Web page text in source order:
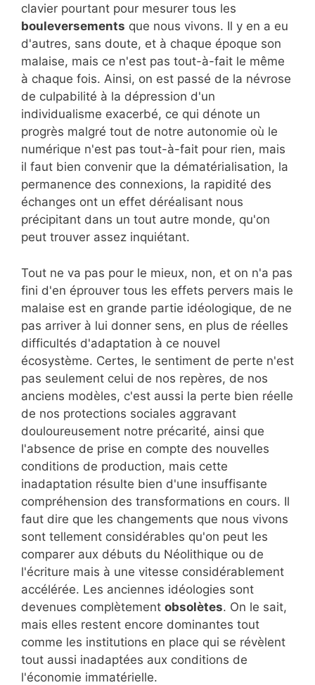
clavier pourtant pour mesurer tous les
bouleversements que nous vivons. Il y en a eu
d'autres, sans doute, et à chaque époque son
malaise, mais ce n'est pas tout-à-fait le même
à chaque fois. Ainsi, on est passé de la névrose
de culpabilité à la dépression d'un
individualisme exacerbé, ce qui dénote un
progrès malgré tout de notre autonomie où le
numérique n'est pas tout-à-fait pour rien, mais
il faut bien convenir que la dématérialisation, la
permanence des connexions, la rapidité des
échanges ont un effet déréalisant nous
précipitant dans un tout autre monde, qu'on
peut trouver assez inquiétant.
Tout ne va pas pour le mieux, non, et on n'a pas
fini d'en éprouver tous les effets pervers mais le
malaise est en grande partie idéologique, de ne
pas arriver à lui donner sens, en plus de réelles
difficultés d'adaptation à ce nouvel
écosystème. Certes, le sentiment de perte n'est
pas seulement celui de nos repères, de nos
anciens modèles, c'est aussi la perte bien réelle
de nos protections sociales aggravant
douloureusement notre précarité, ainsi que
l'absence de prise en compte des nouvelles
conditions de production, mais cette
inadaptation résulte bien d'une insuffisante
compréhension des transformations en cours. Il
faut dire que les changements que nous vivons
sont tellement considérables qu'on peut les
comparer aux débuts du Néolithique ou de
l'écriture mais à une vitesse considérablement
accélérée. Les anciennes idéologies sont
devenues complètement obsolètes. On le sait,
mais elles restent encore dominantes tout
comme les institutions en place qui se révèlent
tout aussi inadaptées aux conditions de
l'économie immatérielle.